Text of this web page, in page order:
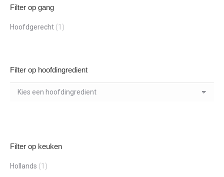
Filter op gang
Hoofdgerecht (1)
Filter op hoofdingredient
Filter op keuken
Hollands (1)